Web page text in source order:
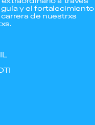
guía y el fortalecimiento
de nuestrxs